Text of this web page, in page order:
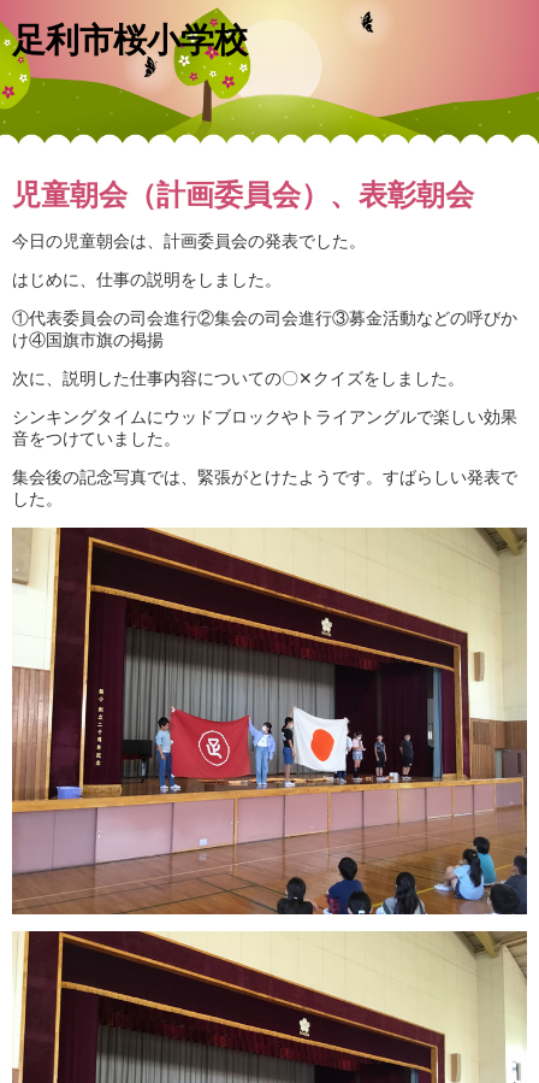
足利市桜小学校
児童朝会（計画委員会）、表彰朝会
今日の児童朝会は、計画委員会の発表でした。
はじめに、仕事の説明をしました。
①代表委員会の司会進行②集会の司会進行③募金活動などの呼びか
け④国旗市旗の掲揚
次に、説明した仕事内容についての〇✕クイズをしました。
シンキングタイムにウッドブロックやトライアングルで楽しい効果
音をつけていました。
集会後の記念写真では、緊張がとけたようです。すばらしい発表で
した。